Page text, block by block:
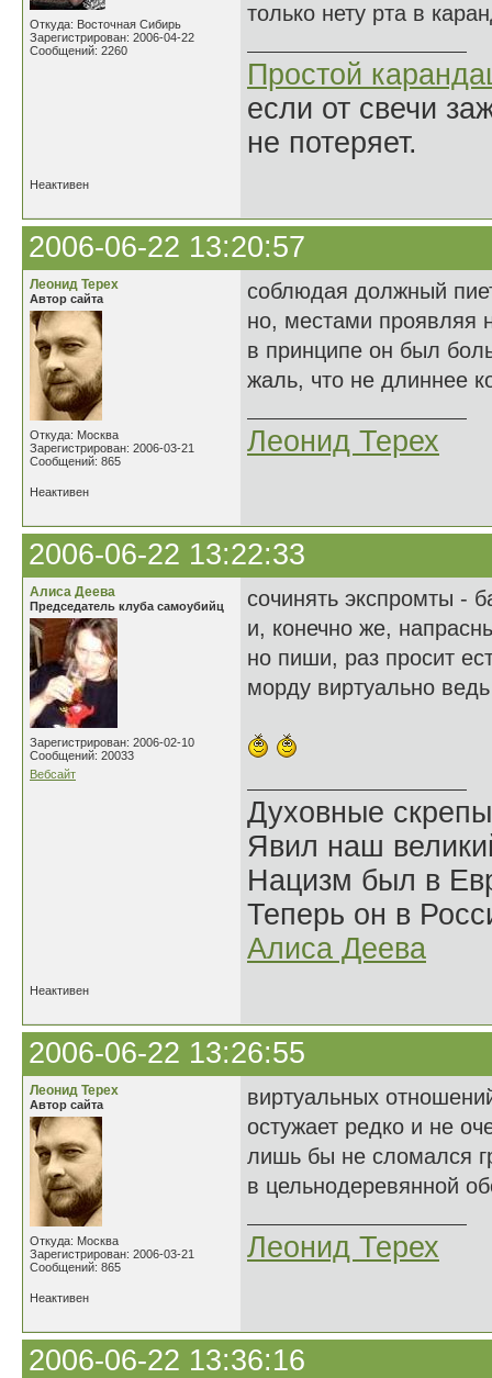
Откуда: Восточная Сибирь
Зарегистрирован: 2006-04-22
Сообщений: 2260
только нету рта в
Простой
если от свечи
не потеряет.
Неактивен
2006-06-22 13:20:57
Леонид Терех
Автор сайта
Откуда: Москва
Зарегистрирован: 2006-03-21
Сообщений: 865
соблюдая должный
но, местами проявляя
в принципе он был
жаль, что не длиннее
Леонид Терех
Неактивен
2006-06-22 13:22:33
Алиса Деева
Председатель клуба самоубийц
Зарегистрирован: 2006-02-10
Сообщений: 20033
Вебсайт
сочинять экспромты -
и, конечно же,
но пиши, раз просит
морду виртуально
Духовные
Явил наш
Нацизм был в
Теперь он в
Алиса Деева
Неактивен
2006-06-22 13:26:55
Леонид Терех
Автор сайта
Откуда: Москва
Зарегистрирован: 2006-03-21
Сообщений: 865
виртуальных
остужает редко и не
лишь бы не сломался
в цельнодеревянной
Леонид Терех
Неактивен
2006-06-22 13:36:16